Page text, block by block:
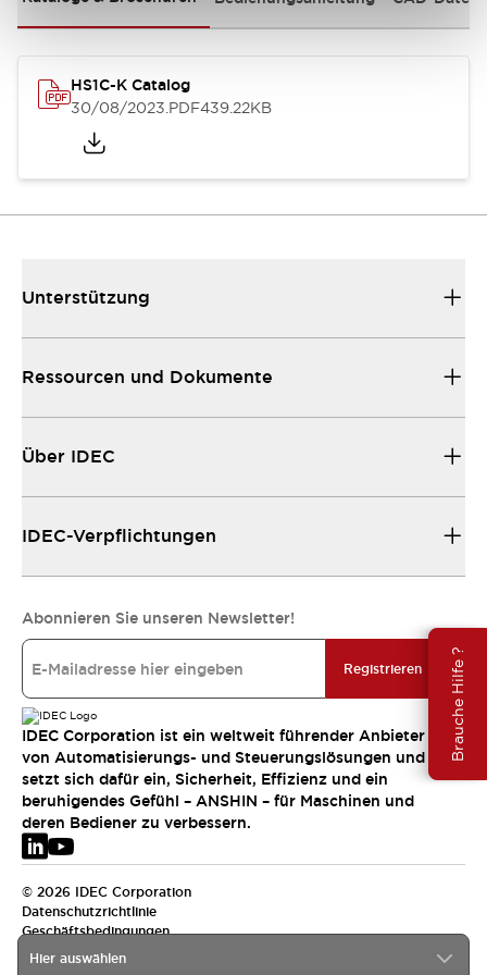
Brauche Hilfe ?
HS1C-K Catalog
30/08/2023.PDF439.22KB
Hier auswählen
Unterstützung
Ressourcen und Dokumente
Über IDEC
IDEC-Verpflichtungen
Abonnieren Sie unseren Newsletter!
Registrieren
IDEC Corporation ist ein weltweit führender Anbieter
von Automatisierungs- und Steuerungslösungen und
setzt sich dafür ein, Sicherheit, Effizienz und ein
beruhigendes Gefühl – ANSHIN – für Maschinen und
deren Bediener zu verbessern.
© 2026 IDEC Corporation
Datenschutzrichtlinie
Geschäftsbedingungen
EMEA